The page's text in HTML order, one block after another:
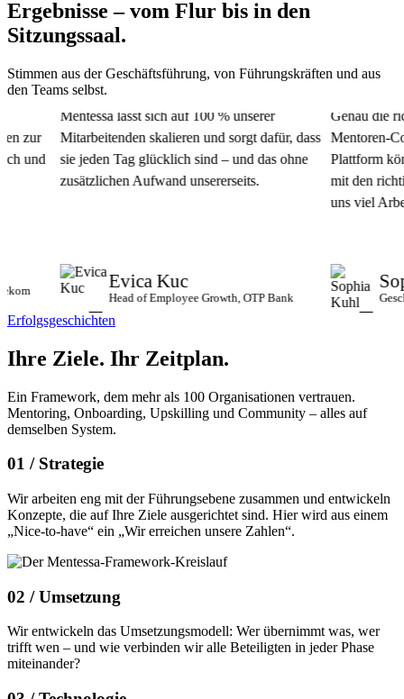
Ergebnisse – vom Flur bis in den
Sitzungssaal.
Stimmen aus der Geschäftsführung, von Führungskräften und aus
den Teams selbst.
zur
und
Mentessa lässt sich auf 100 % unserer
Mitarbeitenden skalieren und sorgt dafür, dass
sie jeden Tag glücklich sind – und das ohne
zusätzlichen Aufwand unsererseits.
Evica Kuc
Head of Employee Growth, OTP Bank
Genau die
Mentoren-
Plattform
mit den
uns viel Arbeit
Erfolgsgeschichten
Ihre Ziele. Ihr Zeitplan.
Ein Framework, dem mehr als 100 Organisationen vertrauen.
Mentoring, Onboarding, Upskilling und Community – alles auf
demselben System.
01 /Strategie
Wir arbeiten eng mit der Führungsebene zusammen und entwickeln
Konzepte, die auf Ihre Ziele ausgerichtet sind. Hier wird aus einem
„Nice-to-have“ ein „Wir erreichen unsere Zahlen“.
02 /Umsetzung
Wir entwickeln das Umsetzungsmodell: Wer übernimmt was, wer
trifft wen – und wie verbinden wir alle Beteiligten in jeder Phase
miteinander?